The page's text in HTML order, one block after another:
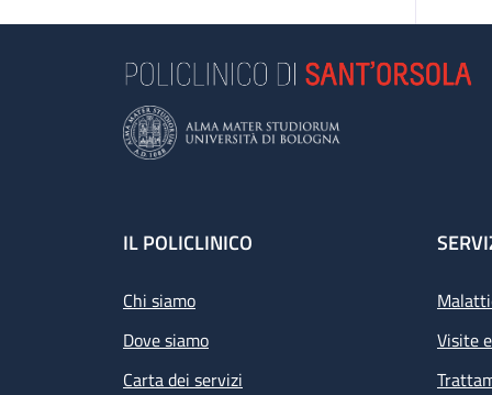
Footer
IL POLICLINICO
Chi siamo
Dove siamo
Carta dei servizi
Visite